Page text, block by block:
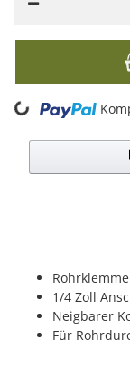
1/4 Zoll
Neigbarer
Für
Loading...